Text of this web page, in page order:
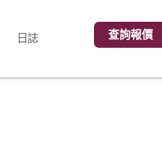
日誌 查詢報價